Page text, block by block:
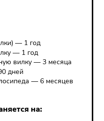
— 1 год
— 1 год
вилку — 3 месяца
дней
— 6 месяцев
на: